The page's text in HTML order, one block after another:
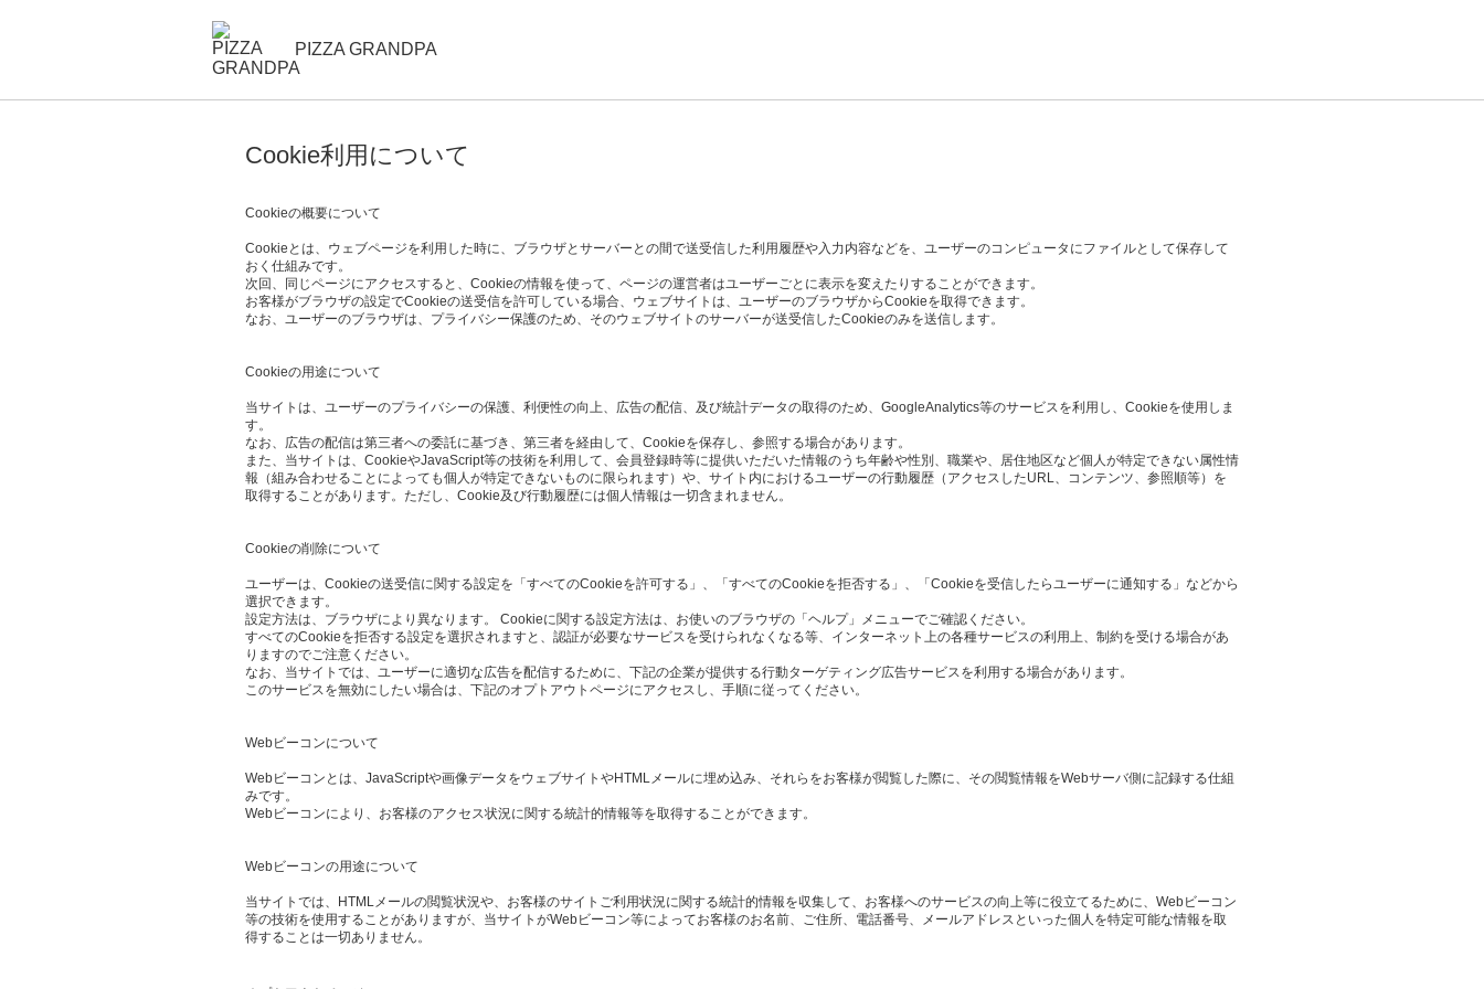
PIZZA GRANDPA
Cookie利用について
Cookieの概要について
Cookieとは、ウェブページを利用した時に、ブラウザとサーバーとの間で送受信した利用履歴や入力内容などを、ユーザーのコンピュータにファイルとして保存して
おく仕組みです。
次回、同じページにアクセスすると、Cookieの情報を使って、ページの運営者はユーザーごとに表示を変えたりすることができます。
お客様がブラウザの設定でCookieの送受信を許可している場合、ウェブサイトは、ユーザーのブラウザからCookieを取得できます。
なお、ユーザーのブラウザは、プライバシー保護のため、そのウェブサイトのサーバーが送受信したCookieのみを送信します。
Cookieの用途について
当サイトは、ユーザーのプライバシーの保護、利便性の向上、広告の配信、及び統計データの取得のため、GoogleAnalytics等のサービスを利用し、Cookieを使用しま
す。
なお、広告の配信は第三者への委託に基づき、第三者を経由して、Cookieを保存し、参照する場合があります。
また、当サイトは、CookieやJavaScript等の技術を利用して、会員登録時等に提供いただいた情報のうち年齢や性別、職業や、居住地区など個人が特定できない属性情
報（組み合わせることによっても個人が特定できないものに限られます）や、サイト内におけるユーザーの行動履歴（アクセスしたURL、コンテンツ、参照順等）を
取得することがあります。ただし、Cookie及び行動履歴には個人情報は一切含まれません。
Cookieの削除について
ユーザーは、Cookieの送受信に関する設定を「すべてのCookieを許可する」、「すべてのCookieを拒否する」、「Cookieを受信したらユーザーに通知する」などから
選択できます。
設定方法は、ブラウザにより異なります。 Cookieに関する設定方法は、お使いのブラウザの「ヘルプ」メニューでご確認ください。
すべてのCookieを拒否する設定を選択されますと、認証が必要なサービスを受けられなくなる等、インターネット上の各種サービスの利用上、制約を受ける場合があ
りますのでご注意ください。
なお、当サイトでは、ユーザーに適切な広告を配信するために、下記の企業が提供する行動ターゲティング広告サービスを利用する場合があります。
このサービスを無効にしたい場合は、下記のオプトアウトページにアクセスし、手順に従ってください。
Webビーコンについて
Webビーコンとは、JavaScriptや画像データをウェブサイトやHTMLメールに埋め込み、それらをお客様が閲覧した際に、その閲覧情報をWebサーバ側に記録する仕組
みです。
Webビーコンにより、お客様のアクセス状況に関する統計的情報等を取得することができます。
Webビーコンの用途について
当サイトでは、HTMLメールの閲覧状況や、お客様のサイトご利用状況に関する統計的情報を収集して、お客様へのサービスの向上等に役立てるために、Webビーコン
等の技術を使用することがありますが、当サイトがWebビーコン等によってお客様のお名前、ご住所、電話番号、メールアドレスといった個人を特定可能な情報を取
得することは一切ありません。